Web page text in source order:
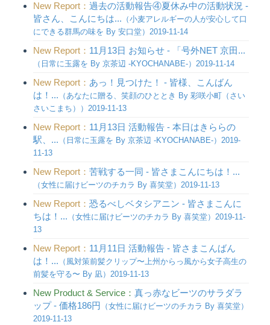
New Report： 過去の活動報告④夏休み中の活動状況 -
皆さん、こんにちは... （小麦アレルギーの人が安心して口
にできる群馬の味を By 安口堂）2019-11-14
New Report： 11月13日 お知らせ - 「号外NET 京田...
（日常に玉露を By 京茶辺 -KYOCHANABE-）2019-11-14
New Report： あっ！見つけた！ - 皆様、こんばん
は！... （あなたに贈る、笑顔のひととき By 彩咲小町（さい
さいこまち））2019-11-13
New Report： 11月13日 活動報告 - 本日はきららの
駅、... （日常に玉露を By 京茶辺 -KYOCHANABE-）2019-
11-13
New Report： 苦戦する一同 - 皆さまこんにちは！...
（女性に届けビーツのチカラ By 喜笑堂）2019-11-13
New Report： 恐るべしベタシアニン - 皆さまこんに
ちは！... （女性に届けビーツのチカラ By 喜笑堂）2019-11-
13
New Report： 11月11日 活動報告 - 皆さまこんばん
は！... （風対策前髪クリップ〜上州からっ風から女子高生の
前髪を守る〜 By 凪）2019-11-13
New Product & Service： 真っ赤なビーツのサラダラ
ップ - 価格186円
（女性に届けビーツのチカラ By 喜笑堂）
2019-11-13